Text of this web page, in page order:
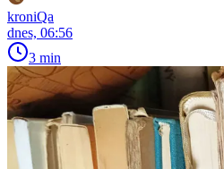
kroniQa
dnes, 06:56
3 min